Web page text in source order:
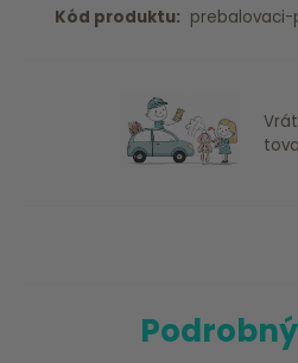
Kód produktu: